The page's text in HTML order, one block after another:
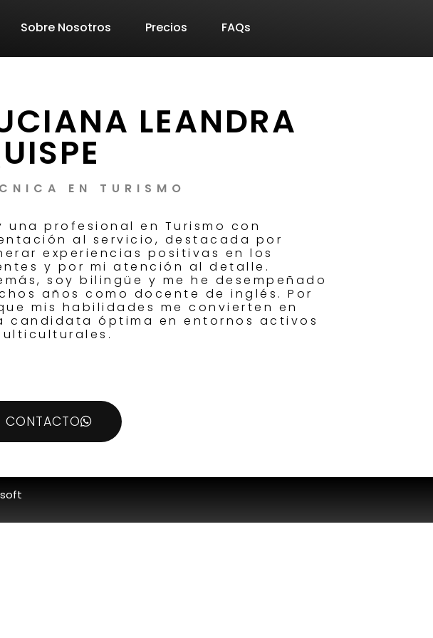
Sobre Nosotros Precios FAQs
LEANDRA
EN TURISMO
una profesional en Turismo con
al servicio, destacada por
experiencias positivas en los
y por mi atención al detalle.
soy bilingüe y me he desempeñado
años como docente de inglés. Por
mis habilidades me convierten en
candidata óptima en entornos activos
CONTACTO